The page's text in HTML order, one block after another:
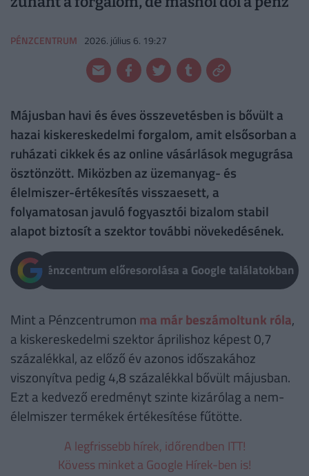
PÉNZCENTRUM 2026. július 6. 19:27
Májusban havi és éves összevetésben is bővült a
hazai kiskereskedelmi forgalom, amit elsősorban a
ruházati cikkek és az online vásárlások megugrása
ösztönzött. Miközben az üzemanyag- és
élelmiszer-értékesítés visszaesett, a
folyamatosan javuló fogyasztói bizalom stabil
alapot biztosít a szektor további növekedésének.
Pénzcentrum előresorolása a Google találatokban
Mint a Pénzcentrumon ma már beszámoltunk róla,
a kiskereskedelmi szektor áprilishoz képest 0,7
százalékkal, az előző év azonos időszakához
viszonyítva pedig 4,8 százalékkal bővült májusban.
Ezt a kedvező eredményt szinte kizárólag a nem-
élelmiszer termékek értékesítése fűtötte.
A legfrissebb hírek, időrendben ITT!
Kövess minket a Google Hírek-ben is!